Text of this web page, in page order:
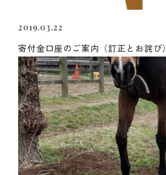
2019.03.22
寄付金口座のご案内（訂正とお詫び）